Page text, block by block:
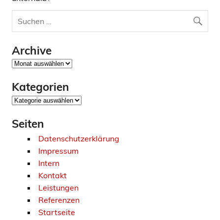
Archive
Archive
Kategorien
Kategorien
Seiten
Datenschutzerklärung
Impressum
Intern
Kontakt
Leistungen
Referenzen
Startseite